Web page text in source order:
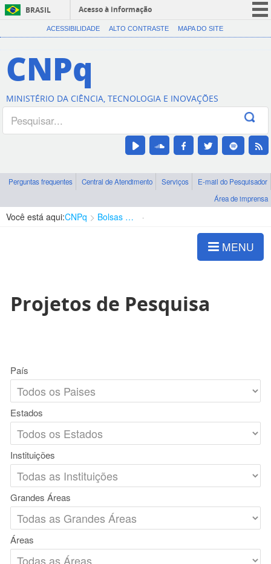
BRASIL
Acesso à informação
CORONAVÍRUS (COVID-19)
Canais
ACESSIBILIDADE ALTO CONTRASTE MAPA DO SITE
CNPq
MINISTÉRIO DA CIÊNCIA, TECNOLOGIA E INOVAÇÕES
Perguntas frequentes Central de Atendimento Serviços
E-mail do Pesquisador
Área de imprensa
Você está aqui:CNPq Bolsas e Auxílios Vigentes
MENU
Projetos de Pesquisa
País
Estados
Instituições
Grandes Áreas
Áreas